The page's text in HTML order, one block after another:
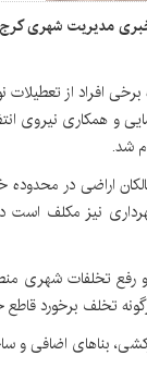
خبری مدیریت شهری کرج
برخی افراد از
و همکاری نیروی
شد.
اراضی در
نیز مکلف
تخلف برخورد قاطع
بناهای اضافی